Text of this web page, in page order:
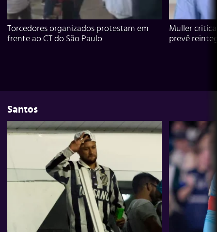
Torcedores organizados protestam em
frente ao CT do São Paulo
Muller
prevê
Santos